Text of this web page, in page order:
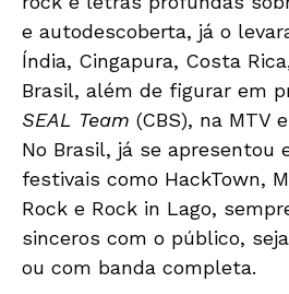
e autodescoberta, já o
Índia, Cingapura, Costa
Brasil, além de figurar em
SEAL Team (CBS), na MTV
No Brasil, já se apresentou
festivais como HackTown,
Rock e Rock in Lago,
sinceros com o público,
ou com banda completa.